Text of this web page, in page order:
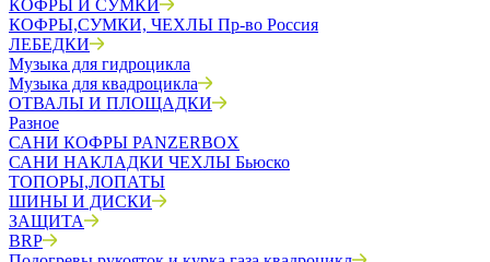
КОФРЫ И СУМКИ
КОФРЫ,СУМКИ, ЧЕХЛЫ Пр-во Россия
ЛЕБЕДКИ
Музыка для гидроцикла
Музыка для квадроцикла
ОТВАЛЫ И ПЛОЩАДКИ
Разное
САНИ КОФРЫ PANZERBOX
САНИ НАКЛАДКИ ЧЕХЛЫ Бьюско
ТОПОРЫ,ЛОПАТЫ
ШИНЫ И ДИСКИ
ЗАЩИТА
BRP